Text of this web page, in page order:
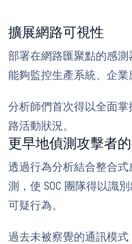
擴展網路可視性
部署在網路匯聚點的感測
能夠監控生產系統、企業
分析師們首次得以全面
路活動狀況。
更早地偵測攻擊者
透過行為分析結合整合
測，使 SOC 團隊得以識
可疑行為。
過去未被察覺的通訊模